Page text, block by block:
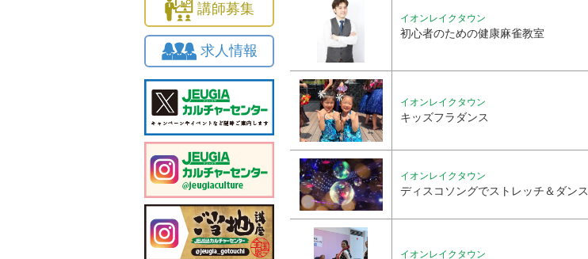
講師募集
求人情報
イオンレイクタウン
初心者のための健康麻雀教室
イオンレイクタウン
キッズフラダンス
イオンレイクタウン
ディスコソングでストレッチ＆ダンス
イオンレイクタウン